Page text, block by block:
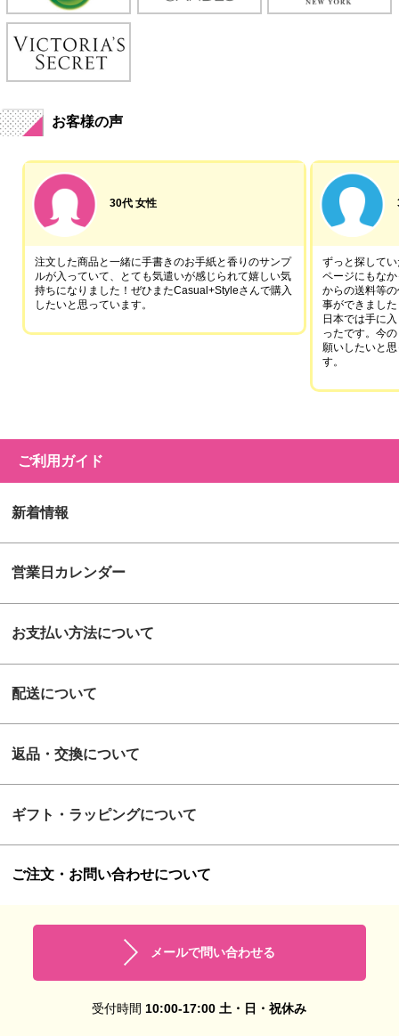
お客様の声
30代 女性
注文した商品と一緒に手書きのお手紙と香りのサンプ
ルが入っていて、とても気遣いが感じられて嬉しい気
持ちになりました！ぜひまたCasual+Styleさんで購入
したいと思っています。
ずっと探して
ページにもな
からの送料等
事ができました
日本では手に
ったです。今
願いしたいと
す。
ご利用ガイド
新着情報
営業日カレンダー
お支払い方法について
配送について
返品・交換について
ギフト・ラッピングについて
ご注文・お問い合わせについて
メールで問い合わせる
受付時間 10:00-17:00 土・日・祝休み